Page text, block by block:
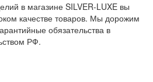
в магазине SILVER-LUXE вы
качестве товаров. Мы дорожим
обязательства в
РФ.